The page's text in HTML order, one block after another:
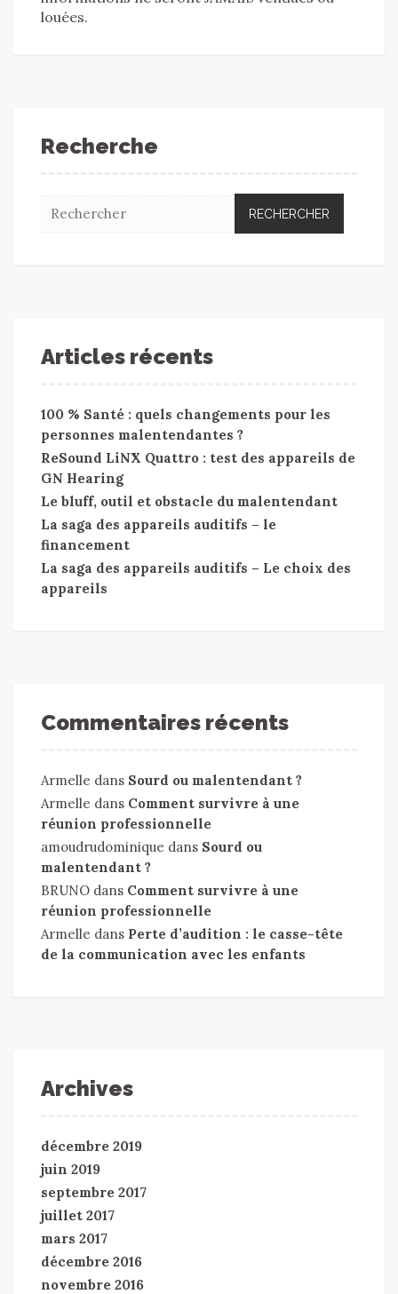
louées.
Recherche
Articles récents
100 % Santé : quels changements pour les
personnes malentendantes ?
ReSound LiNX Quattro : test des appareils de
GN Hearing
Le bluff, outil et obstacle du malentendant
La saga des appareils auditifs – le
financement
La saga des appareils auditifs – Le choix des
appareils
Commentaires récents
Armelle dans Sourd ou malentendant ?
Armelle dans Comment survivre à une
réunion professionnelle
amoudrudominique dans Sourd ou
malentendant ?
BRUNO dans Comment survivre à une
réunion professionnelle
Armelle dans Perte d’audition : le casse-tête
de la communication avec les enfants
Archives
décembre 2019
juin 2019
septembre 2017
juillet 2017
mars 2017
décembre 2016
novembre 2016